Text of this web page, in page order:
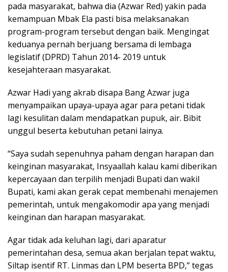
pada masyarakat, bahwa dia (Azwar Red) yakin pada
kemampuan Mbak Ela pasti bisa melaksanakan
program-program tersebut dengan baik. Mengingat
keduanya pernah berjuang bersama di lembaga
legislatif (DPRD) Tahun 2014- 2019 untuk
kesejahteraan masyarakat.
Azwar Hadi yang akrab disapa Bang Azwar juga
menyampaikan upaya-upaya agar para petani tidak
lagi kesulitan dalam mendapatkan pupuk, air. Bibit
unggul beserta kebutuhan petani lainya.
“Saya sudah sepenuhnya paham dengan harapan dan
keinginan masyarakat, Insyaallah kalau kami diberikan
kepercayaan dan terpilih menjadi Bupati dan wakil
Bupati, kami akan gerak cepat membenahi menajemen
pemerintah, untuk mengakomodir apa yang menjadi
keinginan dan harapan masyarakat.
Agar tidak ada keluhan lagi, dari aparatur
pemerintahan desa, semua akan berjalan tepat waktu,
Siltap isentif RT. Linmas dan LPM beserta BPD,” tegas